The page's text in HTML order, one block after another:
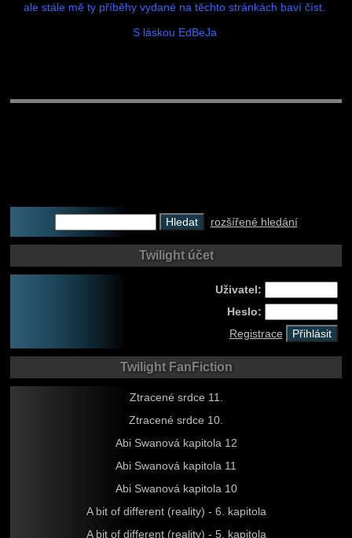
ale stále mě ty příběhy vydané na těchto stránkách baví číst.
S láskou EdBeJa
rozšířené hledání
Twilight účet
Uživatel:
Heslo:
Registrace
Twilight FanFiction
Ztracené srdce 11.
Ztracené srdce 10.
Abi Swanová kapitola 12
Abi Swanová kapitola 11
Abi Swanová kapitola 10
A bit of different (reality) - 6. kapitola
A bit of different (reality) - 5. kapitola